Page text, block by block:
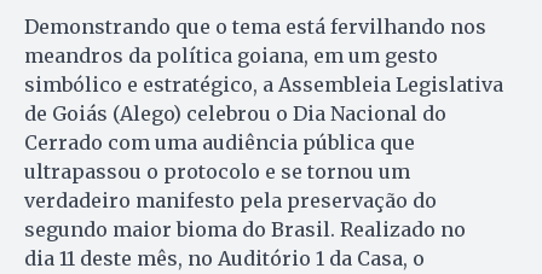
Demonstrando que o tema está fervilhando nos
meandros da política goiana, em um gesto
simbólico e estratégico, a Assembleia Legislativa
de Goiás (Alego) celebrou o Dia Nacional do
Cerrado com uma audiência pública que
ultrapassou o protocolo e se tornou um
verdadeiro manifesto pela preservação do
segundo maior bioma do Brasil. Realizado no
dia 11 deste mês, no Auditório 1 da Casa, o